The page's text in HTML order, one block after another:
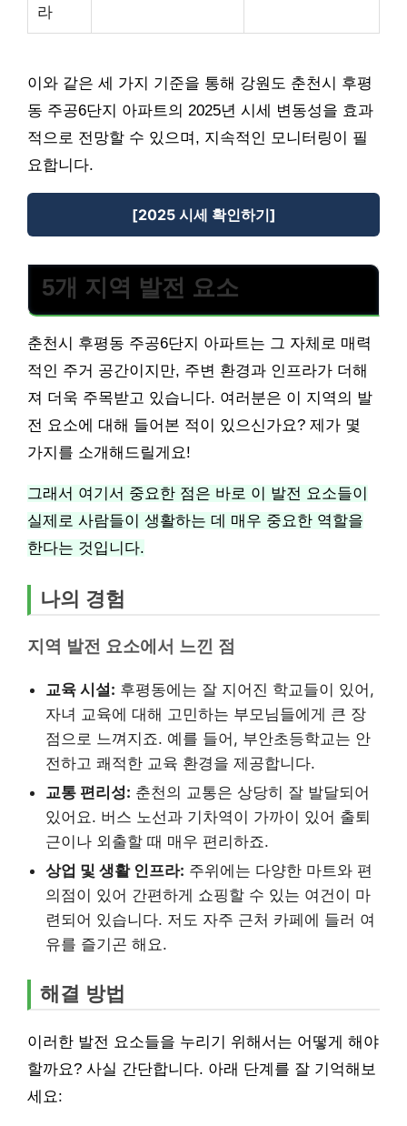
라
이와 같은 세 가지 기준을 통해 강원도 춘천시 후평
동 주공6단지 아파트의 2025년 시세 변동성을 효과
적으로 전망할 수 있으며, 지속적인 모니터링이 필
요합니다.
[2025 시세 확인하기]
5개 지역 발전 요소
춘천시 후평동 주공6단지 아파트는 그 자체로 매력
적인 주거 공간이지만, 주변 환경과 인프라가 더해
져 더욱 주목받고 있습니다. 여러분은 이 지역의 발
전 요소에 대해 들어본 적이 있으신가요? 제가 몇
가지를 소개해드릴게요!
그래서 여기서 중요한 점은 바로 이 발전 요소들이
실제로 사람들이 생활하는 데 매우 중요한 역할을
한다는 것입니다.
나의 경험
지역 발전 요소에서 느낀 점
교육 시설: 후평동에는 잘 지어진 학교들이 있어,
자녀 교육에 대해 고민하는 부모님들에게 큰 장
점으로 느껴지죠. 예를 들어, 부안초등학교는 안
전하고 쾌적한 교육 환경을 제공합니다.
교통 편리성: 춘천의 교통은 상당히 잘 발달되어
있어요. 버스 노선과 기차역이 가까이 있어 출퇴
근이나 외출할 때 매우 편리하죠.
상업 및 생활 인프라: 주위에는 다양한 마트와 편
의점이 있어 간편하게 쇼핑할 수 있는 여건이 마
련되어 있습니다. 저도 자주 근처 카페에 들러 여
유를 즐기곤 해요.
해결 방법
이러한 발전 요소들을 누리기 위해서는 어떻게 해야
할까요? 사실 간단합니다. 아래 단계를 잘 기억해보
세요: